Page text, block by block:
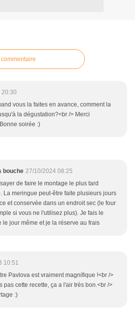
vous la faites en avance, comment la
la dégustation?<br /> Merci
soirée :)
bouche 27/10/2024 08:25
de faire le montage le plus tard
La meringue peut-être faite plusieurs jours
et conservée dans un endroit sec (le four
si vous ne l'utilisez plus). Je fais le
le jour même et je la réserve au frais
10:51
Pavlova est vraiment magnifique !<br />
pas cette recette, ça a l'air très bon.<br />
:)